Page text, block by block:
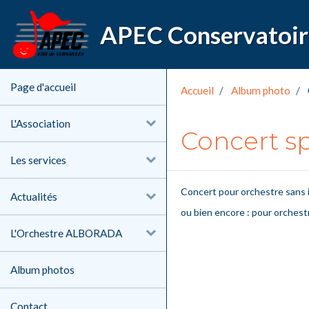
Page d'accueil
L'Association
Les services
Actualités
L'Orchestre ALBORADA
Album photos
Contact
Accueil Album photo
Concert
Concert pour orchestre sans
ou bien encore : pour